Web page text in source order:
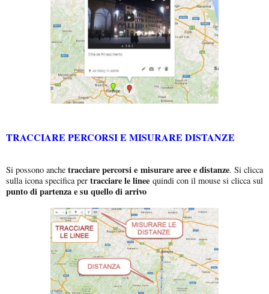
TRACCIARE PERCORSI E MISURARE DISTANZE
Si possono anchetracciare percorsi e misurare aree e distanze. Si clicca
sulla icona specifica pertracciare le linee quindi con il mouse si clicca sul
punto di partenza e su quello di arrivo